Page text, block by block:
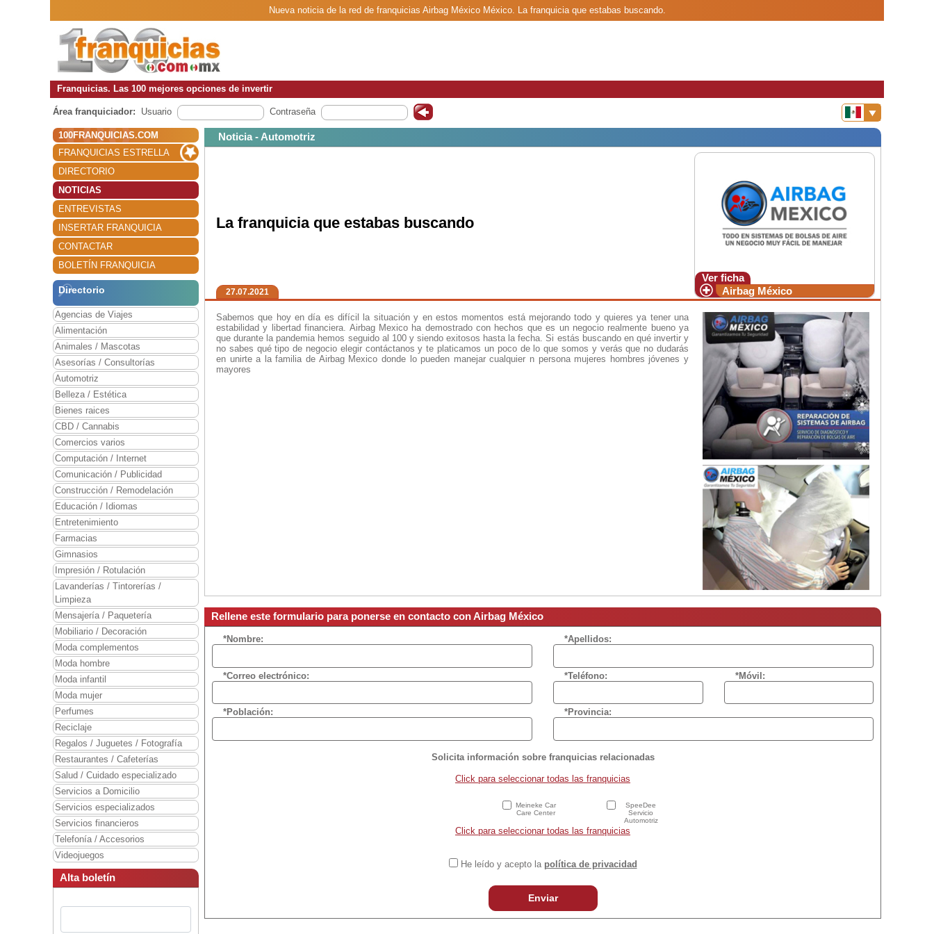
Nueva noticia de la red de franquicias Airbag México México. La franquicia que estabas buscando.
Franquicias. Las 100 mejores opciones de invertir
Área franquiciador: Usuario Contraseña
100FRANQUICIAS.COM
FRANQUICIAS ESTRELLA
DIRECTORIO
NOTICIAS
ENTREVISTAS
INSERTAR FRANQUICIA
CONTACTAR
BOLETÍN FRANQUICIA
Directorio
Agencias de Viajes
Alimentación
Animales / Mascotas
Asesorías / Consultorías
Automotriz
Belleza / Estética
Bienes raices
CBD / Cannabis
Comercios varios
Computación / Internet
Comunicación / Publicidad
Construcción / Remodelación
Educación / Idiomas
Entretenimiento
Farmacias
Gimnasios
Impresión / Rotulación
Lavanderías / Tintorerías /
Limpieza
Mensajería / Paquetería
Mobiliario / Decoración
Moda complementos
Moda hombre
Moda infantil
Moda mujer
Perfumes
Reciclaje
Regalos / Juguetes / Fotografía
Restaurantes / Cafeterías
Salud / Cuidado especializado
Servicios a Domicilio
Servicios especializados
Servicios financieros
Telefonía / Accesorios
Videojuegos
Alta boletín
Noticia - Automotriz
Ver ficha
Airbag México
La franquicia que estabas buscando
27.07.2021
Sabemos que hoy en día es difícil la situación y en estos momentos está mejorando todo y quieres ya tener una
estabilidad y libertad financiera. Airbag Mexico ha demostrado con hechos que es un negocio realmente bueno ya
que durante la pandemia hemos seguido al 100 y siendo exitosos hasta la fecha. Si estás buscando en qué invertir y
no sabes qué tipo de negocio elegir contáctanos y te platicamos un poco de lo que somos y verás que no dudarás
en unirte a la familia de Airbag Mexico donde lo pueden manejar cualquier n persona mujeres hombres jóvenes y
mayores
Rellene este formulario para ponerse en contacto con Airbag México
*Nombre: *Apellidos:
*Correo electrónico: *Teléfono: *Móvil:
*Población: *Provincia:
Solicita información sobre franquicias relacionadas
Click para seleccionar todas las franquicias
Meineke Car
Care Center
SpeeDee
Servicio
Automotriz
Click para seleccionar todas las franquicias
He leído y acepto la política de privacidad
Enviar